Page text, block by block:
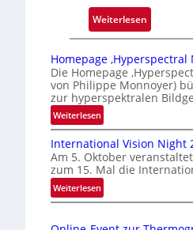
Weiterlesen:
Z
v
e
r
ä
s
s
g
Homepage ‚Hyperspectral
Die Homepage
von Philippe Monnoyer)
zur hyperspektralen
Weiterlesen:
H
o
m
e
p
a
International Vision Night
Am 5. Oktober
zum 15. Mal die
Weiterlesen:
I